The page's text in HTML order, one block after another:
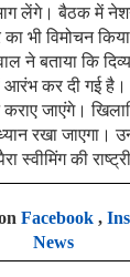
भाग लेंगे। बैठक में
भी विमोचन
ने बताया कि
आरंभ कर दी गई
कराए जाएंगे।
रखा जाएगा।
स्वीमिंग की
Facebook,
News